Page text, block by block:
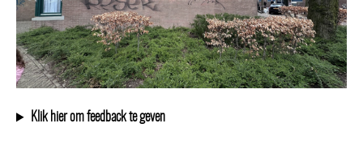
Klik hier om feedback te geven